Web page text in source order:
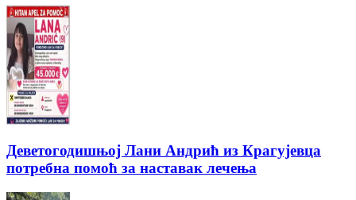
Деветогодишњој Лани Андрић из Крагујевца
потребна помоћ за наставак лечења